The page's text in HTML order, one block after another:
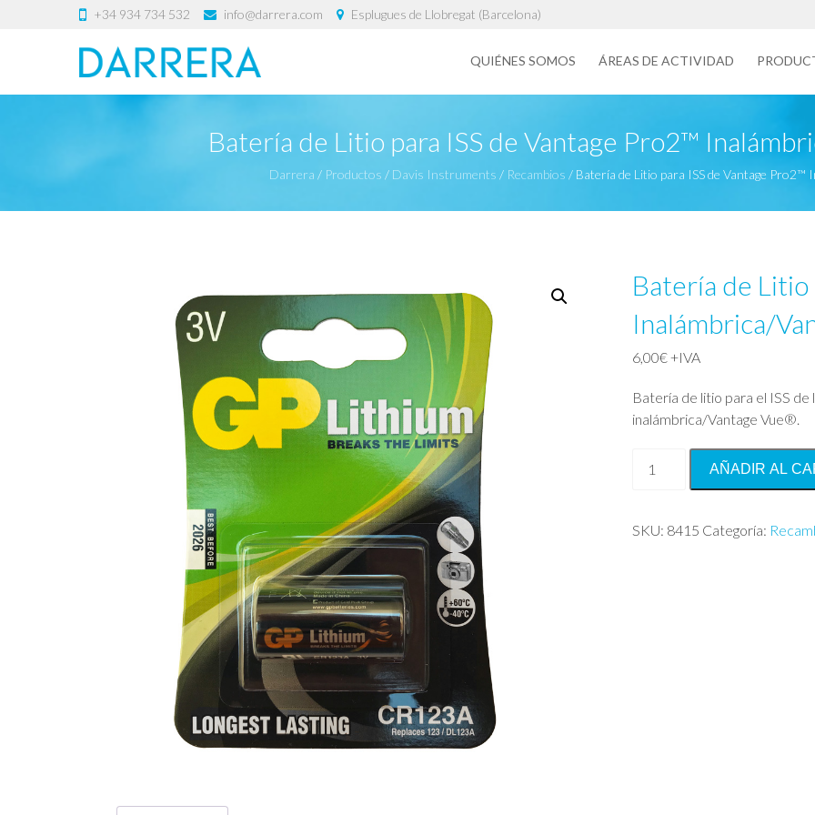
+34 934 734 532 info@darrera.com Esplugues de Llobregat (Barcelona)
QUIÉNES SOMOS ÁREAS DE ACTIVIDAD
Batería de Litio para ISS de Vantage Pro2™
Darrera / Productos / Davis Instruments / Recambios / Batería de Litio para ISS de Vantage Pro2™
Batería de Litio
Inalámbrica/
6,00€+IVA
Batería de litio para el ISS
inalámbrica/Vantage Vue®.
para
AÑADIR AL
SKU: 8415 Categoría: